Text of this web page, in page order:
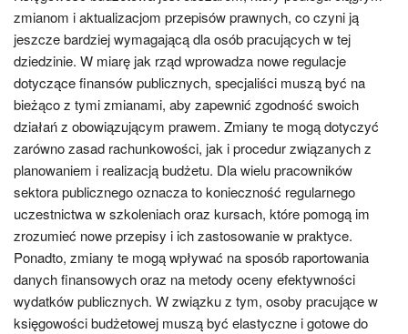
zmianom i aktualizacjom przepisów prawnych, co czyni ją
jeszcze bardziej wymagającą dla osób pracujących w tej
dziedzinie. W miarę jak rząd wprowadza nowe regulacje
dotyczące finansów publicznych, specjaliści muszą być na
bieżąco z tymi zmianami, aby zapewnić zgodność swoich
działań z obowiązującym prawem. Zmiany te mogą dotyczyć
zarówno zasad rachunkowości, jak i procedur związanych z
planowaniem i realizacją budżetu. Dla wielu pracowników
sektora publicznego oznacza to konieczność regularnego
uczestnictwa w szkoleniach oraz kursach, które pomogą im
zrozumieć nowe przepisy i ich zastosowanie w praktyce.
Ponadto, zmiany te mogą wpływać na sposób raportowania
danych finansowych oraz na metody oceny efektywności
wydatków publicznych. W związku z tym, osoby pracujące w
księgowości budżetowej muszą być elastyczne i gotowe do